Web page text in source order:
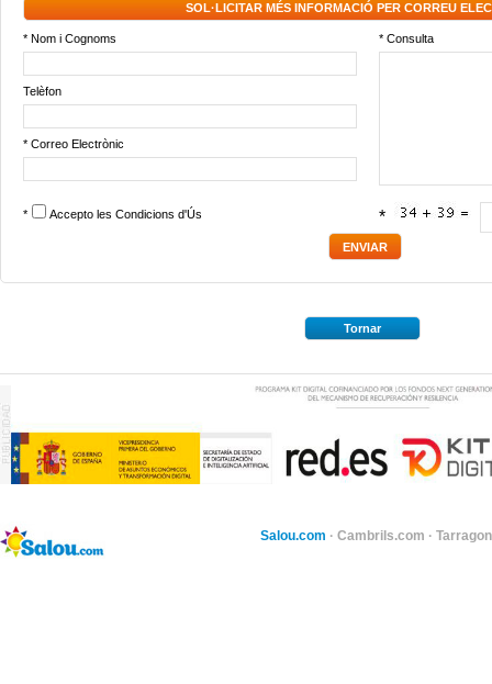
SOL·LICITAR MÉS INFORMACIÓ PER CORREU
* Nom i Cognoms * Consulta
Telèfon
* Correo Electrònic
* Accepto les Condicions d'Ús *
Tornar
Salou.com · Cambrils.com ·